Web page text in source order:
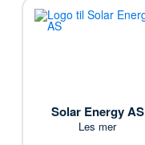
Solar Energy AS
Les mer